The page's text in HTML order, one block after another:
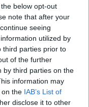
below opt-out
note that after your
seeing
utilized by
third parties prior to
of the further
by third parties on the
information may
on the IAB’s List of
disclose it to other
a piedi per i vicoli
di cantieri
passeggiate in pietra
arresti e denunce
ecco cosa